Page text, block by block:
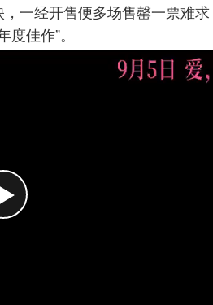
一经开售便多场售罄一票难
佳作”。